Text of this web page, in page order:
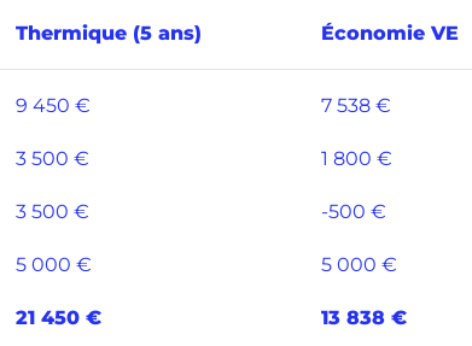
Thermique (5 ans) Économie VE
9 450 € 7 538 €
3 500 € 1 800 €
3 500 € -500 €
5 000 € 5 000 €
21 450 € 13 838 €